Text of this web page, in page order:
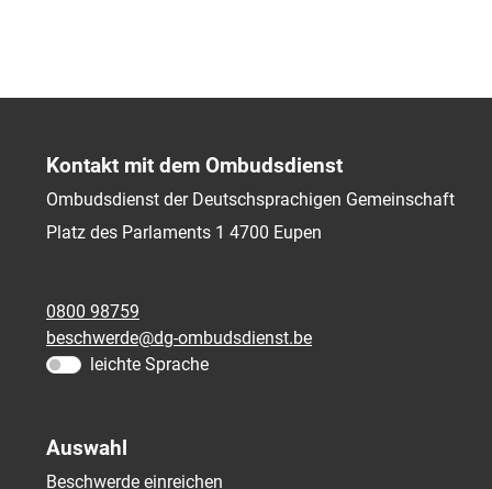
Kontakt mit dem Ombudsdienst
Ombudsdienst der Deutschsprachigen Gemeinschaft
Platz des Parlaments 1 4700 Eupen
0800 98759
beschwerde@dg-ombudsdienst.be
leichte Sprache
Auswahl
Beschwerde einreichen